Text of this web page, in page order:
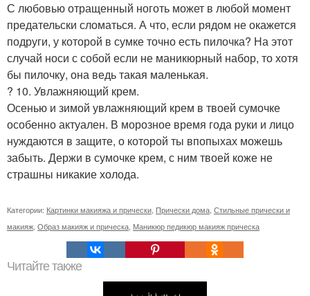
С любовью отращенный ноготь может в любой момент
предательски сломаться. А что, если рядом не окажется
подруги, у которой в сумке точно есть пилочка? На этот
случай носи с собой если не маникюрный набор, то хотя
бы пилочку, она ведь такая маленькая.
? 10. Увлажняющий крем.
Осенью и зимой увлажняющий крем в твоей сумочке
особенно актуален. В морозное время года руки и лицо
нуждаются в защите, о которой ты впопыхах можешь
забыть. Держи в сумочке крем, с ним твоей коже не
страшны никакие холода.
Категории: Картинки макияжа и прически Прически дома Стильные прически и
макияж Образ макияж и прическа Маникюр педикюр макияж прическа
Читайте также